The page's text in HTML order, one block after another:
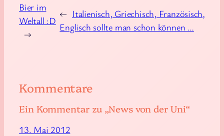
← Italienisch, Griechisch, Französisch,
Englisch sollte man schon können …
Bier im
Weltall :D
→
Kommentare
Ein Kommentar zu „News von der Uni“
13. Mai 2012